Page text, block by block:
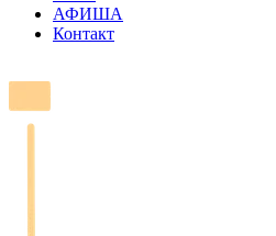
АФИША
Контакт